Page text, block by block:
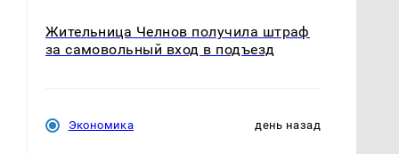
Жительница Челнов получила штраф
за самовольный вход в подъезд
Экономика день назад